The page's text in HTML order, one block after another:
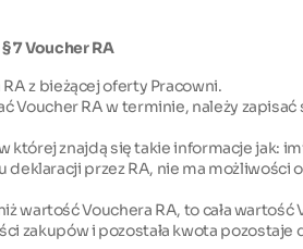
§ 7 Voucher RA
z bieżącej oferty Pracowni.
RA w terminie, należy
znajdą się takie informacje jak:
przez RA, nie ma
Vouchera RA, to cała
i pozostała kwota pozostaje